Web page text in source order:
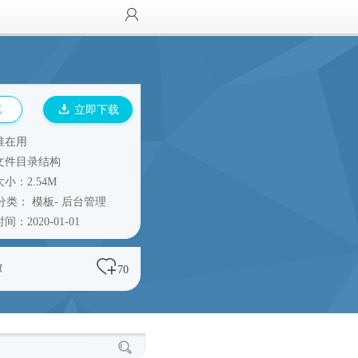
立即下载
在用
件目录结构
小：2.54M
类： 模板- 后台管理
间：2020-01-01
70